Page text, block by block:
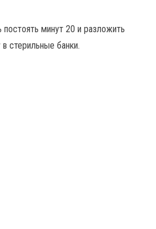
минут 20 и разложить
стерильные банки.